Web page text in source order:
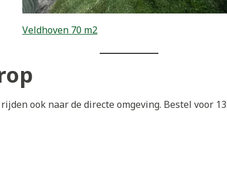
Veldhoven 70 m2
ook naar de directe omgeving. Bestel voor